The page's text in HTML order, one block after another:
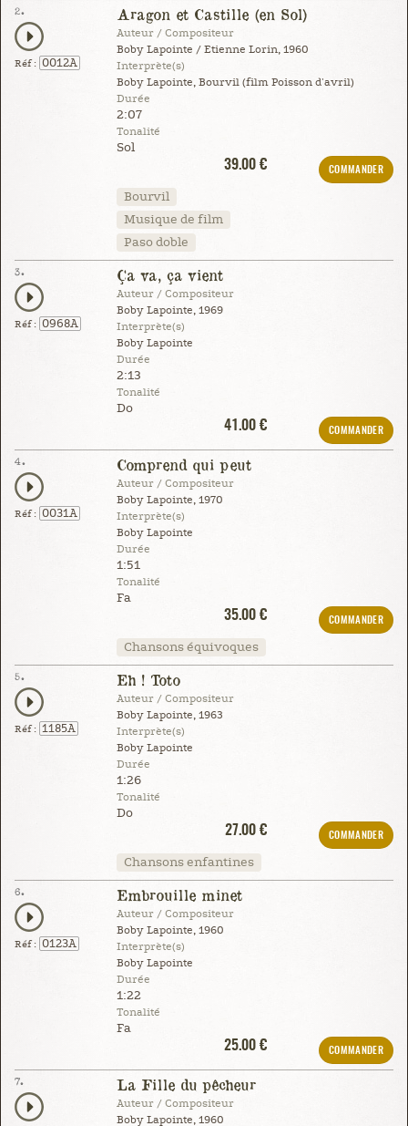
2.
Réf : 0012A
Aragon et Castille (en Sol)
Auteur / Compositeur
Boby Lapointe / Etienne Lorin, 1960
Interprète(s)
Boby Lapointe, Bourvil (film Poisson d'avril)
Durée
2:07
Tonalité
Sol
39.00 €
COMMANDER
Bourvil
Musique de film
Paso doble
3.
Réf : 0968A
Ça va, ça vient
Auteur / Compositeur
Boby Lapointe, 1969
Interprète(s)
Boby Lapointe
Durée
2:13
Tonalité
Do
41.00 €
COMMANDER
4.
Réf : 0031A
Comprend qui peut
Auteur / Compositeur
Boby Lapointe, 1970
Interprète(s)
Boby Lapointe
Durée
1:51
Tonalité
Fa
35.00 €
COMMANDER
Chansons équivoques
5.
Réf : 1185A
Eh ! Toto
Auteur / Compositeur
Boby Lapointe, 1963
Interprète(s)
Boby Lapointe
Durée
1:26
Tonalité
Do
27.00 €
COMMANDER
Chansons enfantines
6.
Réf : 0123A
Embrouille minet
Auteur / Compositeur
Boby Lapointe, 1960
Interprète(s)
Boby Lapointe
Durée
1:22
Tonalité
Fa
25.00 €
COMMANDER
7. La Fille du pêcheur
Auteur / Compositeur
Boby Lapointe, 1960